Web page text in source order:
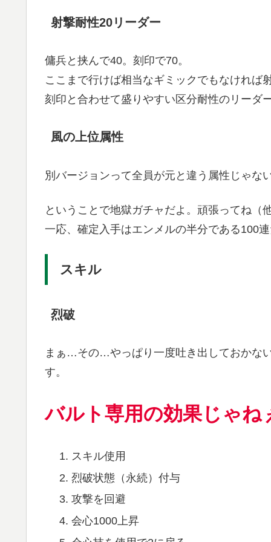
射撃耐性20リーダー
傭兵と挟んで40。刻印で70。
ここまで行けば相当なギミックでもなければ
刻印と合わせて盛りやすい区分耐性のリーダ
風の上位属性
別バージョンって全員が元と違う属性じゃ
ということで地獄ガチャだよ。頑張ってね（
一応、確定入手はエンメルの半分である100
スキル
烈破
まぁ…その…やっぱり一度吐き出しておかな
す。
バルト専用の効果じゃね
スキル使用
烈破状態（永続）付与
攻撃を回避
会心1000上昇